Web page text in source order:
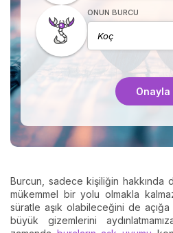
ONUN BURCU
Onayla
Burcun, sadece kişiliğin hakkında
mükemmel bir yolu olmakla
süratle aşık olabileceğini de açığa
büyük gizemlerini